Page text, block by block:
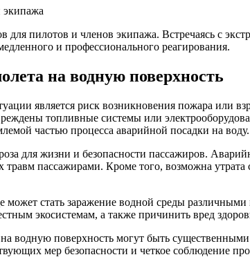
для пилотов и членов экипажа. Встречаясь с
и профессионального реагирования.
на водную поверхность
является риск возникновения пожара или
топливные системы или
частью процесса аварийной посадки на воду.
для жизни и безопасности пассажиров.
пассажирами. Кроме того, возможна
стать заражение водной среды
экосистемам, а также причинить вред
водную поверхность могут быть
мер безопасности и четкое соблюдение